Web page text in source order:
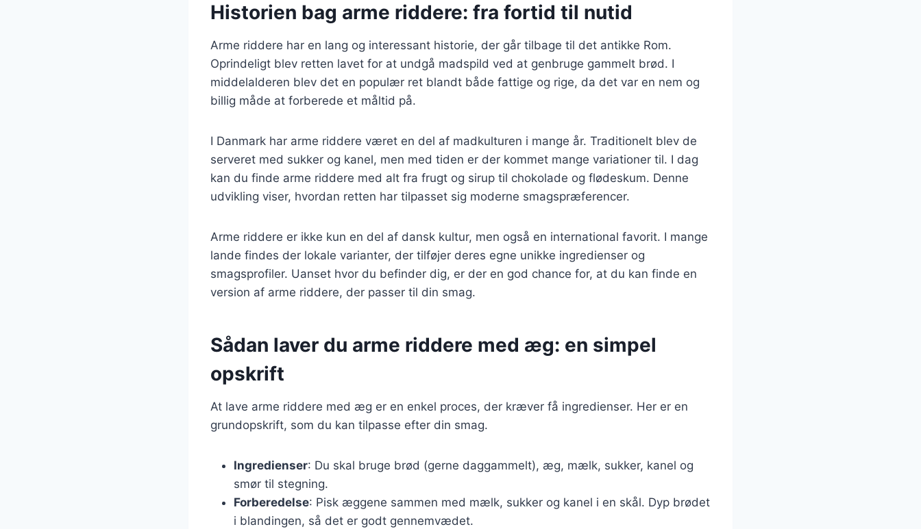
Historien bag arme riddere: fra fortid til nutid
Arme riddere har en lang og interessant historie, der går tilbage til det antikke Rom.
Oprindeligt blev retten lavet for at undgå madspild ved at genbruge gammelt brød. I
middelalderen blev det en populær ret blandt både fattige og rige, da det var en nem og
billig måde at forberede et måltid på.
I Danmark har arme riddere været en del af madkulturen i mange år. Traditionelt blev de
serveret med sukker og kanel, men med tiden er der kommet mange variationer til. I dag
kan du finde arme riddere med alt fra frugt og sirup til chokolade og flødeskum. Denne
udvikling viser, hvordan retten har tilpasset sig moderne smagspræferencer.
Arme riddere er ikke kun en del af dansk kultur, men også en international favorit. I mange
lande findes der lokale varianter, der tilføjer deres egne unikke ingredienser og
smagsprofiler. Uanset hvor du befinder dig, er der en god chance for, at du kan finde en
version af arme riddere, der passer til din smag.
Sådan laver du arme riddere med æg: en simpel
opskrift
At lave arme riddere med æg er en enkel proces, der kræver få ingredienser. Her er en
grundopskrift, som du kan tilpasse efter din smag.
Ingredienser: Du skal bruge brød (gerne daggammelt), æg, mælk, sukker, kanel og
smør til stegning.
Forberedelse: Pisk æggene sammen med mælk, sukker og kanel i en skål. Dyp brødet
i blandingen, så det er godt gennemvædet.